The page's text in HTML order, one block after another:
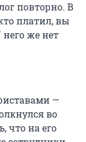
повторно. В
платил, вы
же нет
—
во
что на его